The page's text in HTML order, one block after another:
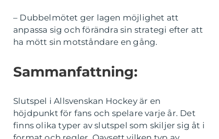
– Dubbelmötet ger lagen möjlighet att
anpassa sig och förändra sin strategi efter att
ha mött sin motståndare en gång.
Sammanfattning:
Slutspel i Allsvenskan Hockey är en
höjdpunkt för fans och spelare varje år. Det
finns olika typer av slutspel som skiljer sig åt i